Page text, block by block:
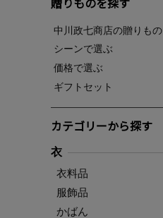
中川政七商店の贈りもの
シーンで選ぶ
価格で選ぶ
ギフトセット
カテゴリーから探す
衣
衣料品
服飾品
かばん